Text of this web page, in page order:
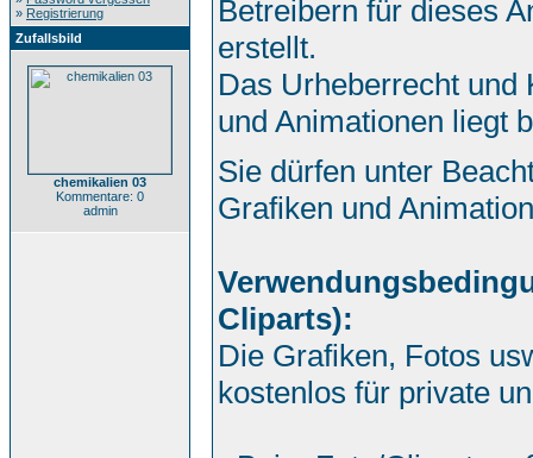
» Registrierung
Zufallsbild
chemikalien 03
Kommentare: 0
admin
Betreibern für dieses
erstellt.
Das Urheberrecht und
und Animationen liegt
Sie dürfen unter
Grafiken und
Cliparts):
Die Grafiken, Fotos
kostenlos für private